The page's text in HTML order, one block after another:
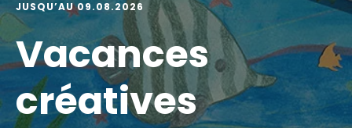
JUSQU’AU 09.08.2026
Vacances
créatives